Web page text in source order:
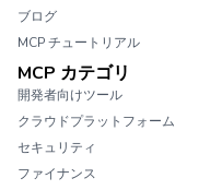
ブログ
MCP チュートリアル
MCP カテゴリ
開発者向けツール
クラウドプラットフォーム
セキュリティ
ファイナンス